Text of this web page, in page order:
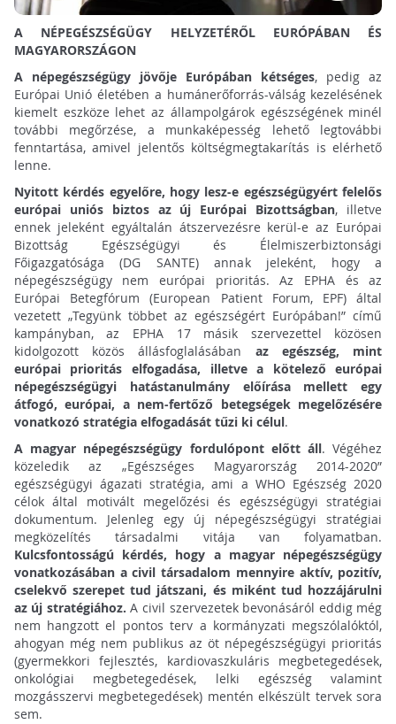
A NÉPEGÉSZSÉGÜGY HELYZETÉRŐL EURÓPÁBAN ÉS
MAGYARORSZÁGON
A népegészségügy jövője Európában kétséges, pedig az
Európai Unió életében a humánerőforrás-válság kezelésének
kiemelt eszköze lehet az állampolgárok egészségének minél
további megőrzése, a munkaképesség lehető legtovábbi
fenntartása, amivel jelentős költségmegtakarítás is elérhető
lenne.
Nyitott kérdés egyelőre, hogy lesz-e egészségügyért felelős
európai uniós biztos az új Európai Bizottságban, illetve
ennek jeleként egyáltalán átszervezésre kerül-e az Európai
Bizottság Egészségügyi és Élelmiszerbiztonsági
Főigazgatósága (DG SANTE) annak jeleként, hogy a
népegészségügy nem európai prioritás. Az EPHA és az
Európai Betegfórum (European Patient Forum, EPF) által
vezetett „Tegyünk többet az egészségért Európában!” című
kampányban, az EPHA 17 másik szervezettel közösen
kidolgozott közös állásfoglalásában az egészség, mint
európai prioritás elfogadása, illetve a kötelező európai
népegészségügyi hatástanulmány előírása mellett egy
átfogó, európai, a nem-fertőző betegségek megelőzésére
vonatkozó stratégia elfogadását tűzi ki célul.
A magyar népegészségügy fordulópont előtt áll. Végéhez
közeledik az „Egészséges Magyarország 2014-2020”
egészségügyi ágazati stratégia, ami a WHO Egészség 2020
célok által motivált megelőzési és egészségügyi stratégiai
dokumentum. Jelenleg egy új népegészségügyi stratégiai
megközelítés társadalmi vitája van folyamatban.
Kulcsfontosságú kérdés, hogy a magyar népegészségügy
vonatkozásában a civil társadalom mennyire aktív, pozitív,
cselekvő szerepet tud játszani, és miként tud hozzájárulni
az új stratégiához. A civil szervezetek bevonásáról eddig még
nem hangzott el pontos terv a kormányzati megszólalóktól,
ahogyan még nem publikus az öt népegészségügyi prioritás
(gyermekkori fejlesztés, kardiovaszkuláris megbetegedések,
onkológiai megbetegedések, lelki egészség valamint
mozgásszervi megbetegedések) mentén elkészült tervek sora
sem.